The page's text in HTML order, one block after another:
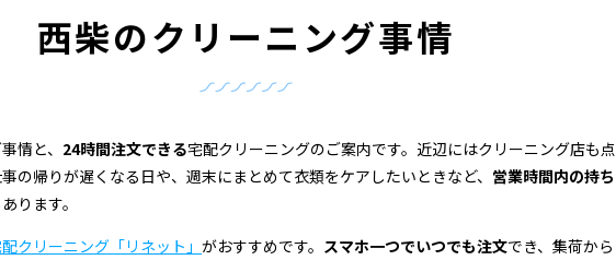
西柴のクリーニング事情
情と、 24時間注文できる宅配クリーニングのご案内です。近辺にはクリーニング店も点
の帰りが遅くなる日や、週末にまとめて衣類をケアしたいときなど、 営業時間内の持ち
ります。
クリーニング「リネット」 がおすすめです。 スマホ一つでいつでも注文でき、集荷から